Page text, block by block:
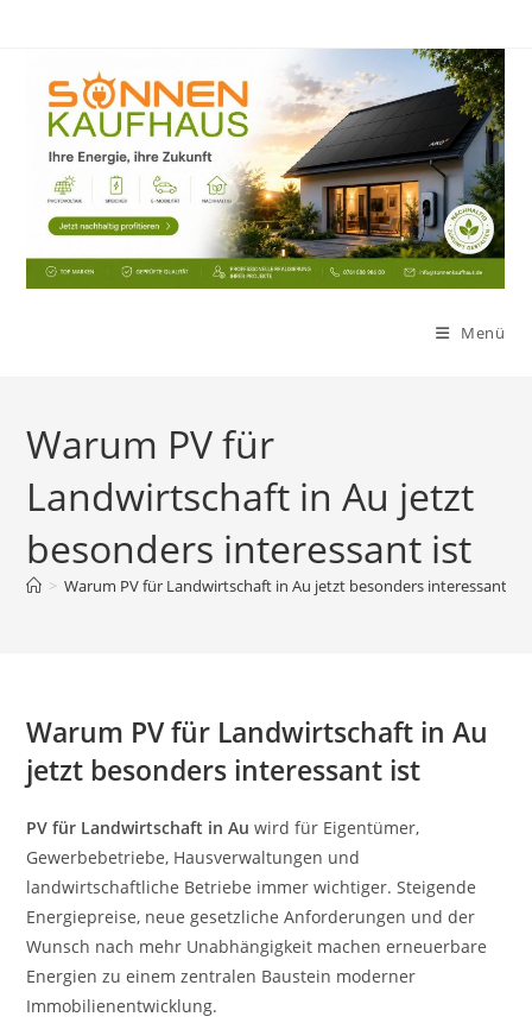
Menü
Warum PV für
Landwirtschaft in Au jetzt
besonders interessant ist
> Warum PV für Landwirtschaft in Au jetzt besonders interessant ist
Warum PV für Landwirtschaft in Au
jetzt besonders interessant ist
PV für Landwirtschaft in Au wird für Eigentümer,
Gewerbebetriebe, Hausverwaltungen und
landwirtschaftliche Betriebe immer wichtiger. Steigende
Energiepreise, neue gesetzliche Anforderungen und der
Wunsch nach mehr Unabhängigkeit machen erneuerbare
Energien zu einem zentralen Baustein moderner
Immobilienentwicklung.